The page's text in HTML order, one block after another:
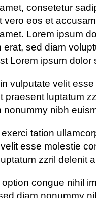
consetetur
eos et
Lorem ipsum
sed diam
Lorem ipsum dolor
vulputate velit
luptatum
nibh
tation
esse molestie
zzril delenit
congue nihil
diam nonummy